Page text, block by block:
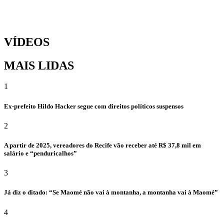
VÍDEOS
MAIS LIDAS
1
Ex-prefeito Hildo Hacker segue com direitos políticos suspensos
2
A partir de 2025, vereadores do Recife vão receber até R$ 37,8 mil em
salário e “penduricalhos”
3
Já diz o ditado: “Se Maomé não vai à montanha, a montanha vai à Maomé”
4